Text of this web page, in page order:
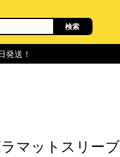
発送！
マットスリー